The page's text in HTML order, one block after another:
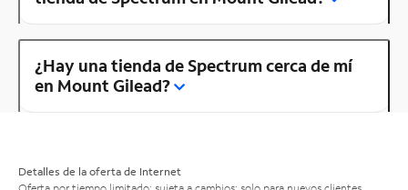
¿Hay una tienda de Spectrum cerca de mí
en Mount Gilead?
Detalles de la oferta de Internet